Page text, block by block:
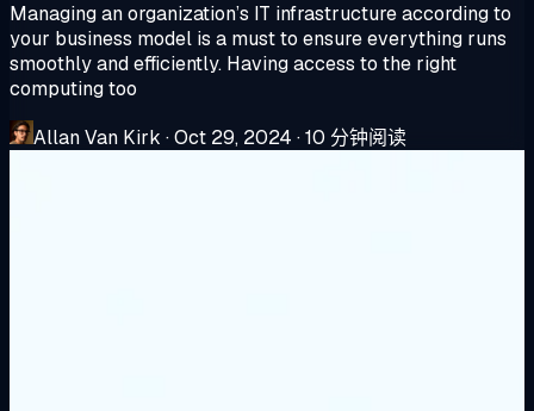
Managing an organization’s IT infrastructure according to
your business model is a must to ensure everything runs
smoothly and efficiently. Having access to the right
computing too
Allan Van Kirk ·Oct 29, 2024 ·10 分钟阅读